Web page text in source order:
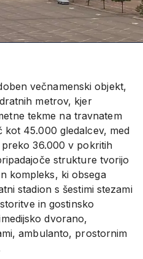
večnamenski objekt,
metrov, kjer
tekme na travnatem
kot 45.000 gledalcev, med
36.000 v pokritih
strukture tvorijo
kompleks, ki obsega
stadion s šestimi stezami
in gostinsko
dvorano,
ambulanto, prostornim